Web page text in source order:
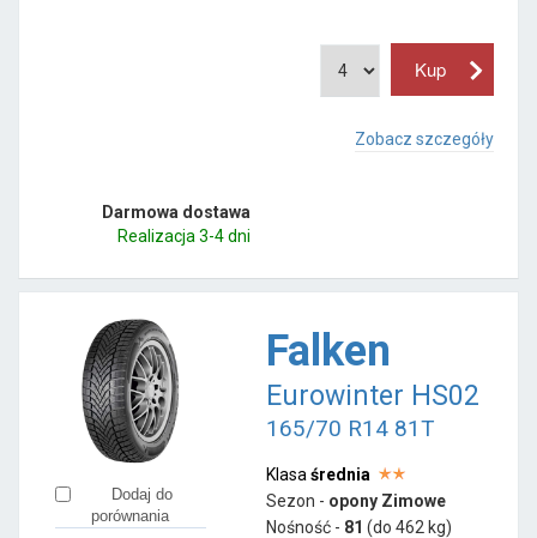
Zobacz szczegóły
Darmowa dostawa
Realizacja 3-4 dni
Dodaj do
porównania
Falken
Eurowinter HS02
165/70 R14 81T
Klasa średnia
Sezon - opony Zimowe
Nośność - 81 (do 462 kg)